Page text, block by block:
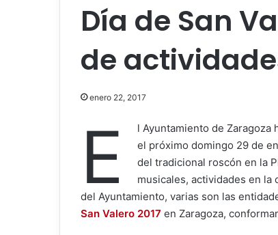
Día de San
de
enero 22, 2017
E
l Ayuntamiento de Zaragoza
el próximo domingo 29 de
del tradicional roscón en la
musicales, actividades en la
del Ayuntamiento, varias son las
San Valero 2017 en Zaragoza,